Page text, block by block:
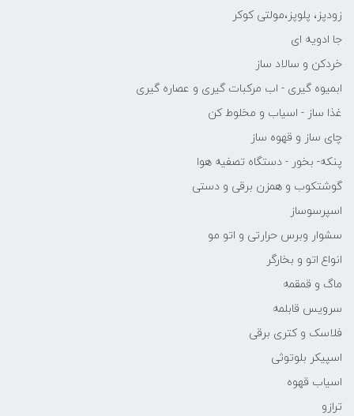
زودپز، پلوپز،مولتی کوکر
جا ادویه ای
خردکن و سالاد ساز
ابمیوه گیری - اب مرکبات گیری و عصاره گیری
غذا ساز - اسیاب و مخلوط کن
چای ساز و قهوه ساز
پنکه- بخور - دستگاه تصفیه هوا
گوشتکوب و همزن برقی و دستی
اسپرسوساز
سشوار وبرس حرارتی و اتو مو
انواع اتو و بخارگر
ماگ و قمقمه
سرویس قابلمه
فلاسک و کتری برقی
اسپیکر بلوتوثی
اسیاب قهوه
ترازو